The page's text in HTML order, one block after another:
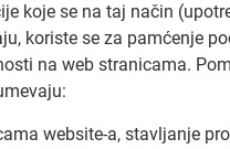
koje se na taj način
koriste se za pamćenje
na web stranicama.
website-a, stavljanje